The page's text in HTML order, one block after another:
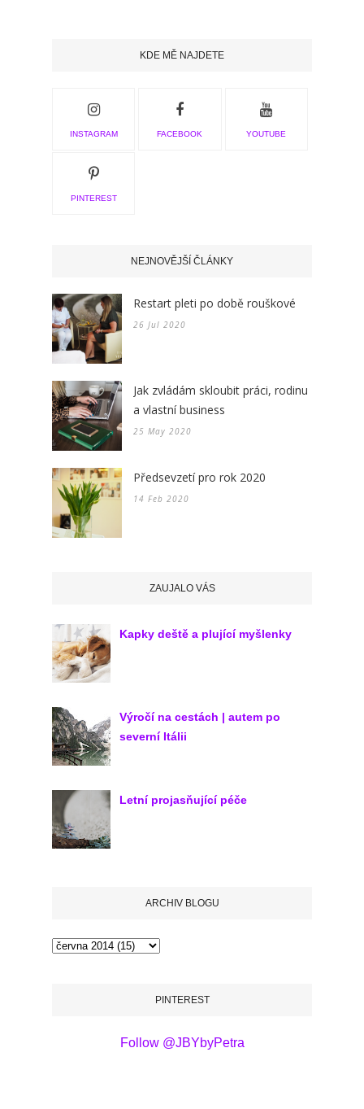
KDE MĚ NAJDETE
INSTAGRAM FACEBOOK YOUTUBE
PINTEREST
NEJNOVĚJŠÍ ČLÁNKY
Restart pleti po době rouškové
26 Jul 2020
Jak zvládám skloubit práci, rodinu
a vlastní business
25 May 2020
Předsevzetí pro rok 2020
14 Feb 2020
ZAUJALO VÁS
Kapky deště a plující myšlenky
Výročí na cestách | autem po
severní Itálii
Letní projasňující péče
ARCHIV BLOGU
PINTEREST
Follow @JBYbyPetra